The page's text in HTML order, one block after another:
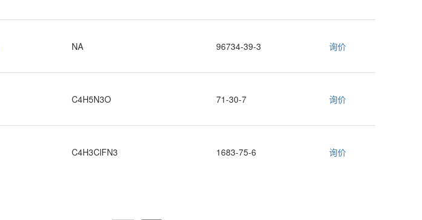
NA 96734-39-3 询价
C4H5N3O 71-30-7 询价
C4H3ClFN3 1683-75-6 询价